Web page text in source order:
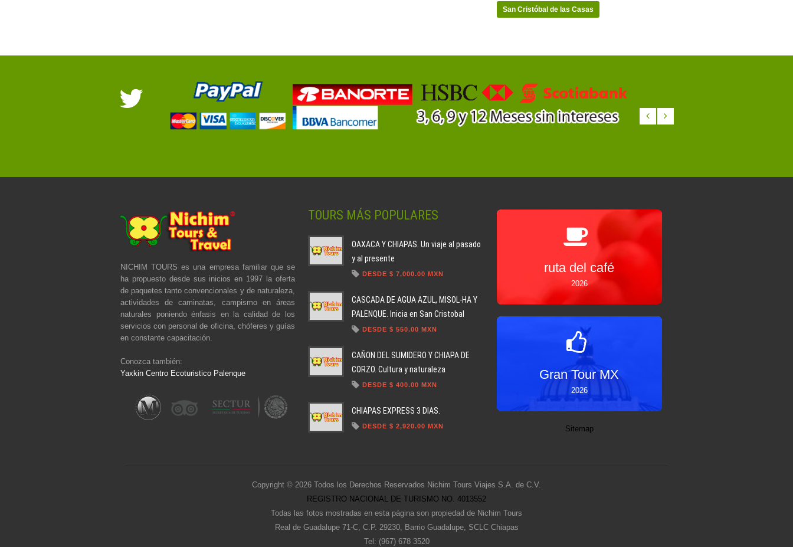
San Cristóbal de las Casas
NICHIM TOURS es una empresa familiar que se
ha propuesto desde sus inicios en 1997 la oferta
de paquetes tanto convencionales y de naturaleza,
actividades de caminatas, campismo en áreas
naturales poniendo énfasis en la calidad de los
servicios con personal de oficina, chóferes y guías
en constante capacitación.
Conozca también:
Yaxkin Centro Ecoturistico Palenque
TOURS MÁS POPULARES
OAXACA Y CHIAPAS. Un viaje al pasado
y al presente
DESDE $ 7,000.00 MXN
CASCADA DE AGUA AZUL, MISOL-HA Y
PALENQUE. Inicia en San Cristobal
DESDE $ 550.00 MXN
CAÑON DEL SUMIDERO Y CHIAPA DE
CORZO. Cultura y naturaleza
DESDE $ 400.00 MXN
CHIAPAS EXPRESS 3 DIAS.
DESDE $ 2,920.00 MXN
ruta del café
2026
Gran Tour MX
2026
Sitemap
Copyright © 2026 Todos los Derechos Reservados Nichim Tours Viajes S.A. de C.V.
REGISTRO NACIONAL DE TURISMO NO. 4013552
Todas las fotos mostradas en esta página son propiedad de Nichim Tours
Real de Guadalupe 71-C, C.P. 29230, Barrio Guadalupe, SCLC Chiapas
Tel: (967) 678 3520